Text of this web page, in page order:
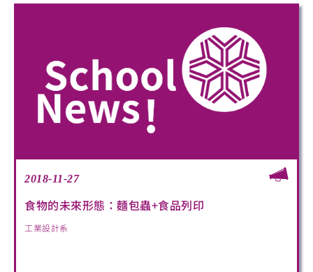
2018-11-27
食物的未來形態：麵包蟲+食品列印
工業設計系